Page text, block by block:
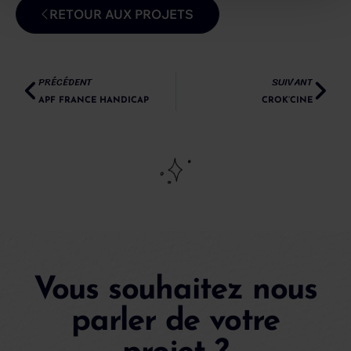
RETOUR AUX PROJETS
PRÉCÉDENT
APF FRANCE HANDICAP
SUIVANT
CROK’CINE
Vous souhaitez nous
parler de votre